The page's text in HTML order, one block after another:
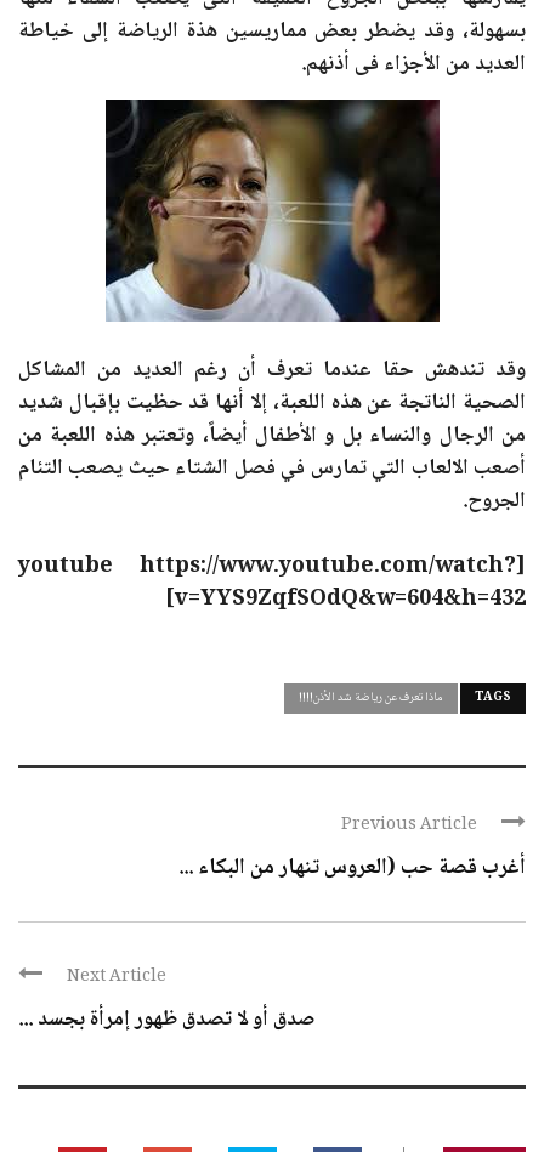
بسهولة، وقد يضطر بعض مماريسين هذة الرياضة إلى خياطة
العديد من الأجزاء فى أذنهم.
وقد تندهش حقا عندما تعرف أن رغم العديد من المشاكل
الصحية الناتجة عن هذه اللعبة، إلا أنها قد حظيت بإقبال شديد
من الرجال والنساء بل و الأطفال أيضاً، وتعتبر هذه اللعبة من
أصعب الالعاب التي تمارس في فصل الشتاء حيث يصعب التئام
الجروح.
[youtube https://www.youtube.com/watch?
v=YYS9ZqfSOdQ&w=604&h=432]
TAGS ماذا تعرف عن رياضة شد الأذن!!!!
Previous Article
أغرب قصة حب (العروس تنهار من البكاء ...
Next Article
صدق أو لا تصدق ظهور إمرأة بجسد ...